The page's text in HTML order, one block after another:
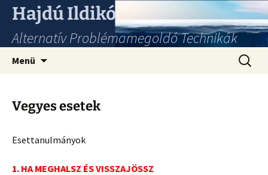
Hajdú Ildikó
Alternatív Problémamegoldó Technikák
Menü
Vegyes esetek
Esettanulmányok
1. HA MEGHALSZ ÉS VISSZAJÖSSZ